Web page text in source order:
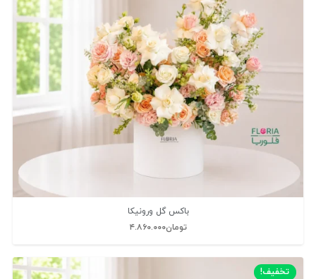
باکس گل ورونیکا
تومان۴.۸۶۰.۰۰۰
تخفیف!